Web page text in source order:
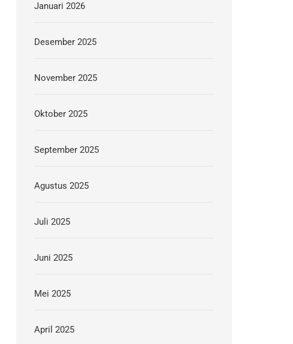
Januari 2026
Desember 2025
November 2025
Oktober 2025
September 2025
Agustus 2025
Juli 2025
Juni 2025
Mei 2025
April 2025